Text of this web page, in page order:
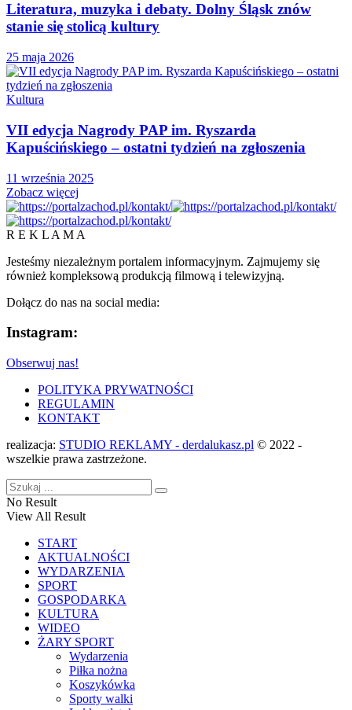
Literatura, muzyka i debaty. Dolny Śląsk znów
stanie się stolicą kultury
25 maja 2026
Kultura
VII edycja Nagrody PAP im. Ryszarda
Kapuścińskiego – ostatni tydzień na zgłoszenia
11 września 2025
Zobacz więcej
R E K L A M A
Jesteśmy niezależnym portalem informacyjnym. Zajmujemy się
również kompleksową produkcją filmową i telewizyjną.
Dołącz do nas na social media:
Instagram:
Obserwuj nas!
POLITYKA PRYWATNOŚCI
REGULAMIN
KONTAKT
realizacja: STUDIO REKLAMY - derdalukasz.pl © 2022 -
wszelkie prawa zastrzeżone.
No Result
View All Result
START
AKTUALNOŚCI
WYDARZENIA
SPORT
GOSPODARKA
KULTURA
WIDEO
ŻARY SPORT
Wydarzenia
Piłka nożna
Koszykówka
Sporty walki